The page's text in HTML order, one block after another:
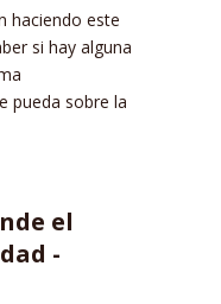
haciendo este
si hay alguna
pueda sobre la
el
-